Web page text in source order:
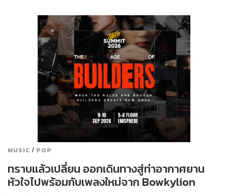
MUSIC / POP
ทราบแล้วเปลี่ยน ออกเดินทางสู่ท่าอากาศยาน
หัวใจไปพร้อมกับเพลงใหม่จาก Bowkylion